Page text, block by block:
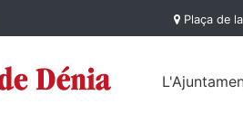
Plaça de